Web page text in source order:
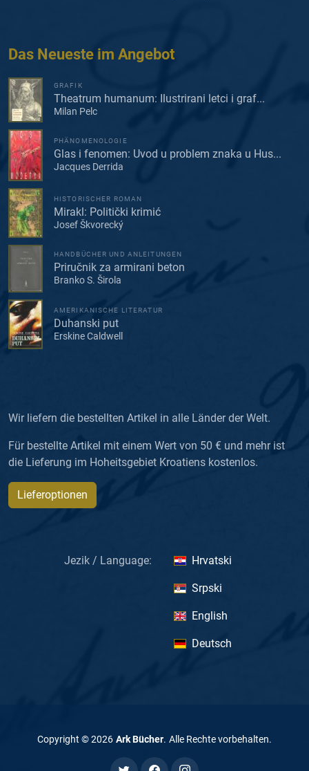
Das Neueste im Angebot
GRAFIK
Theatrum humanum: Ilustrirani letci i graf...
Milan Pelc
PHÄNOMENOLOGIE
Glas i fenomen: Uvod u problem znaka u Hus...
Jacques Derrida
HISTORISCHER ROMAN
Mirakl: Politički krimić
Josef Škvorecký
HANDBÜCHER UND ANLEITUNGEN
Priručnik za armirani beton
Branko S. Širola
AMERIKANISCHE LITERATUR
Duhanski put
Erskine Caldwell
Wir liefern die bestellten Artikel in alle Länder der Welt.
Für bestellte Artikel mit einem Wert von 50 € und mehr ist
die Lieferung im Hoheitsgebiet Kroatiens kostenlos.
Lieferoptionen
Jezik / Language: Hrvatski
Srpski
English
Deutsch
Copyright ©2026 Ark Bücher. Alle Rechte vorbehalten.